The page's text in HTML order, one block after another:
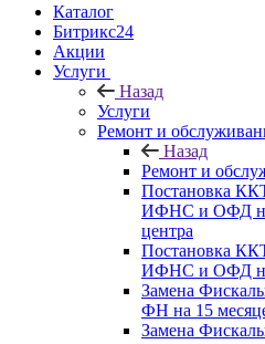
Каталог
Битрикс24
Акции
Услуги
Назад
Услуги
Ремонт и
Назад
Ремонт и
Постановка
ИФНС и ОФД на
центра
Постановка
ИФНС и ОФД на
Замена
ФН на 15
Замена